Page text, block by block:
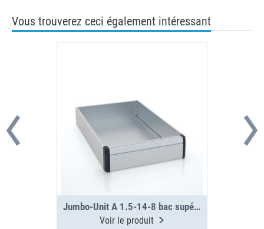
Vous trouverez ceci également intéressant
Jumbo-Unit A 1.5-14-8 bac supérieur
Voir le produit